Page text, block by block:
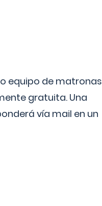
equipo de matronas
gratuita. Una
vía mail en un